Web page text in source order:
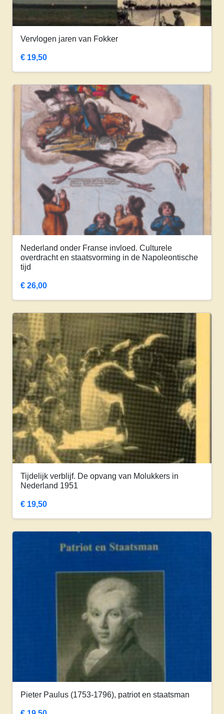
Vervlogen jaren van Fokker
€ 19,50
Nederland onder Franse invloed. Culturele
overdracht en staatsvorming in de Napoleontische
tijd
€ 26,00
Tijdelijk verblijf. De opvang van Molukkers in
Nederland 1951
€ 19,50
Pieter Paulus (1753-1796), patriot en staatsman